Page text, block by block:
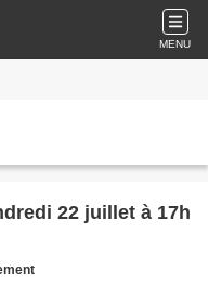
MENU
22 juillet à 17h